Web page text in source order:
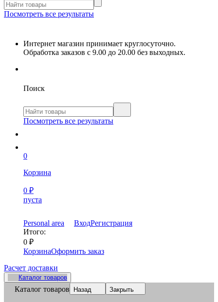
Посмотреть все результаты
Интернет магазин принимает круглосуточно.
Обработка заказов с 9.00 до 20.00 без выходных.
Поиск
Посмотреть все результаты
0
Корзина
0 ₽
пуста
Personal area ВходРегистрация
Итого:
0 ₽
КорзинаОформить заказ
Расчет доставки
Каталог товаров
Каталог товаров Назад Закрыть